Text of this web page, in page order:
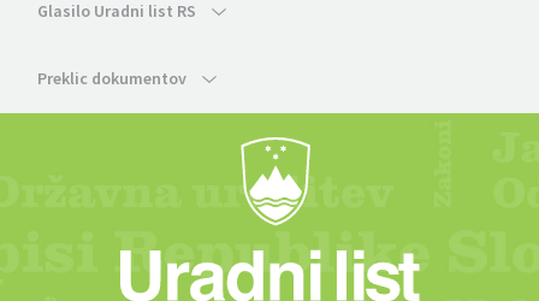
Glasilo Uradni list RS
Preklic dokumentov